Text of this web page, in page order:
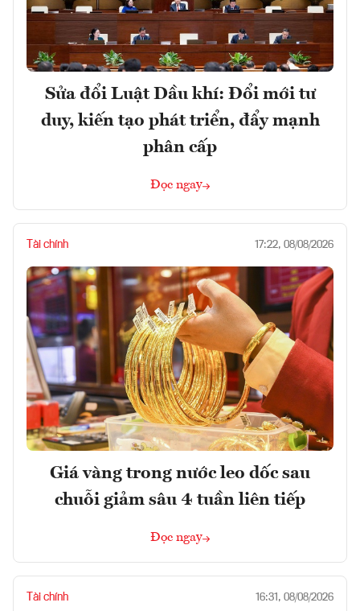
Sửa đổi Luật Dầu khí: Đổi mới tư
duy, kiến tạo phát triển, đẩy mạnh
phân cấp
Đọc ngay
Tài chính 17:22, 08/08/2026
Giá vàng trong nước leo dốc sau
chuỗi giảm sâu 4 tuần liên tiếp
Đọc ngay
Tài chính 16:31, 08/08/2026